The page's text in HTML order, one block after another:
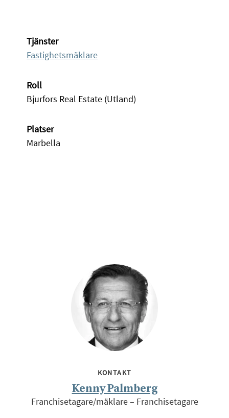
Tjänster
Fastighetsmäklare
Roll
Bjurfors Real Estate (Utland)
Platser
Marbella
KONTAKT
Kenny Palmberg
Franchisetagare/mäklare – Franchisetagare